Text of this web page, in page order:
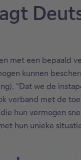
met een bepaald
kunnen
“Dat we de
verband met de
hun vermogen
hun unieke